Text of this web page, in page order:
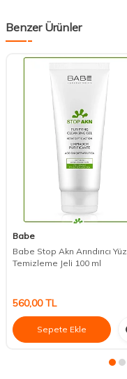
Benzer Ürünler
Babe
Babe Stop Akn Arındırıcı Yüz
Temizleme Jeli 100 ml
560,00TL
Sepete Ekle